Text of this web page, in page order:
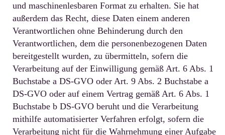
und maschinenlesbaren Format zu erhalten. Sie hat
außerdem das Recht, diese Daten einem anderen
Verantwortlichen ohne Behinderung durch den
Verantwortlichen, dem die personenbezogenen Daten
bereitgestellt wurden, zu übermitteln, sofern die
Verarbeitung auf der Einwilligung gemäß Art. 6 Abs. 1
Buchstabe a DS-GVO oder Art. 9 Abs. 2 Buchstabe a
DS-GVO oder auf einem Vertrag gemäß Art. 6 Abs. 1
Buchstabe b DS-GVO beruht und die Verarbeitung
mithilfe automatisierter Verfahren erfolgt, sofern die
Verarbeitung nicht für die Wahrnehmung einer Aufgabe